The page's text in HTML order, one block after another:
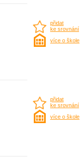
přidat
ke srovnání
více o škole
přidat
ke srovnání
více o škole